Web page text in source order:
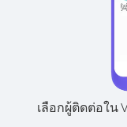
เลือกผู้ติดต่อใน